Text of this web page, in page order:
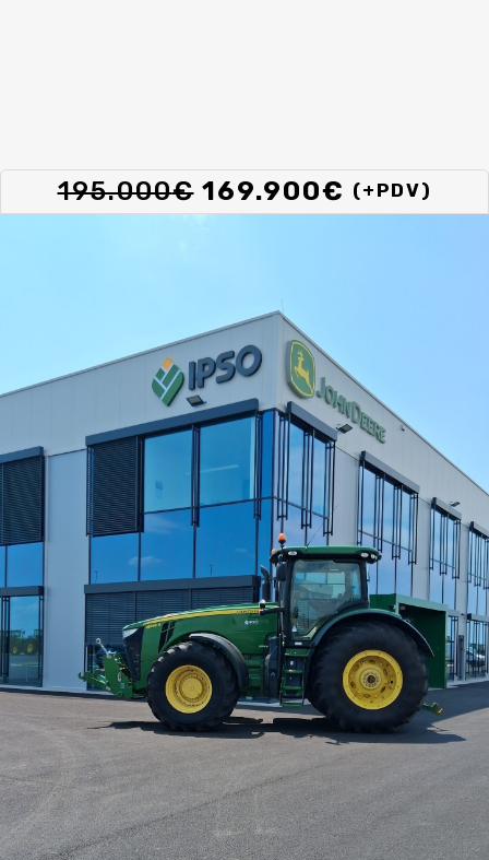
195.000€ Izvorna
je:
195.000€.
169.900€ Trenutna
(+PDV)